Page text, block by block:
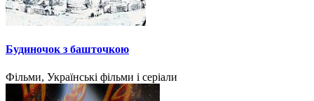
Будиночок з башточкою
Фільми, Українські фільми і серіали